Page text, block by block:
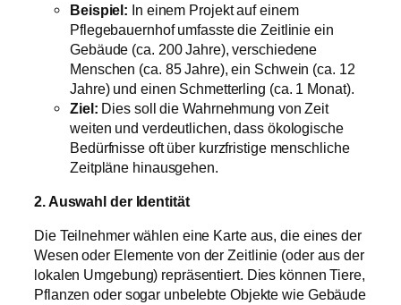
Beispiel: In einem Projekt auf einem
Pflegebauernhof umfasste die Zeitlinie ein
Gebäude (ca. 200 Jahre), verschiedene
Menschen (ca. 85 Jahre), ein Schwein (ca. 12
Jahre) und einen Schmetterling (ca. 1 Monat).
Ziel: Dies soll die Wahrnehmung von Zeit
weiten und verdeutlichen, dass ökologische
Bedürfnisse oft über kurzfristige menschliche
Zeitpläne hinausgehen.
2. Auswahl der Identität
Die Teilnehmer wählen eine Karte aus, die eines der
Wesen oder Elemente von der Zeitlinie (oder aus der
lokalen Umgebung) repräsentiert. Dies können Tiere,
Pflanzen oder sogar unbelebte Objekte wie Gebäude